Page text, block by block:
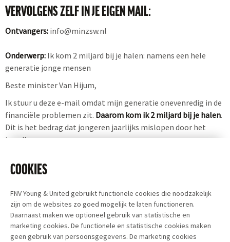
VERVOLGENS ZELF IN JE EIGEN MAIL:
Ontvangers: info@minzsw.nl
Onderwerp: Ik kom 2 miljard bij je halen: namens een hele
generatie jonge mensen
Beste minister Van Hijum,
Ik stuur u deze e-mail omdat mijn generatie onevenredig in de
financiële problemen zit. Daarom kom ik 2 miljard bij je halen.
Dit is het bedrag dat jongeren jaarlijks mislopen door het
jeugdloon.
dat jongeren vanaf 18 jaar tenminste het volwassen
Door deze aanpassing kan de bestaanszekerheid van een hele
generatie jongeren verbeteren.
Het is tijd voor gelijke en eerlijke kansen vooriedereen,
ongeacht leeftijd.
COOKIES
FNV Young & United gebruikt functionele cookies die noodzakelijk
zijn om de websites zo goed mogelijk te laten functioneren.
Daarnaast maken we optioneel gebruik van statistische en
marketing cookies. De functionele en statistische cookies maken
geen gebruik van persoonsgegevens. De marketing cookies